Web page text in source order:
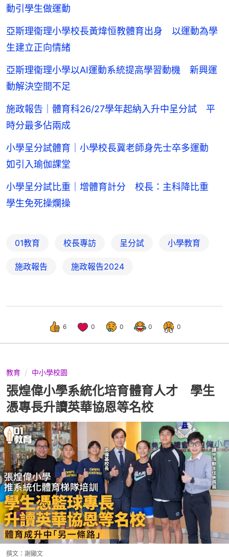
動引學生做運動
亞斯理衞理小學校長黃煒恒教體育出身 以運動為學
生建立正向情緒
亞斯理衞理小學以AI運動系統提高學習動機 新興運
動解決空間不足
施政報告｜體育科26/27學年起納入升中呈分試 平
時分最多佔兩成
小學呈分試體育｜小學校長冀老師身先士卒多運動
如引入瑜伽課堂
小學呈分試比重｜增體育計分 校長：主科降比重
學生免死操爛操
01教育 校長專訪 呈分試 小學教育
施政報告 施政報告2024
6 0 0 0 0
教育 中小學校園
張煌偉小學系統化培育體育人才 學生
憑專長升讀英華協恩等名校
撰文： 謝顯文